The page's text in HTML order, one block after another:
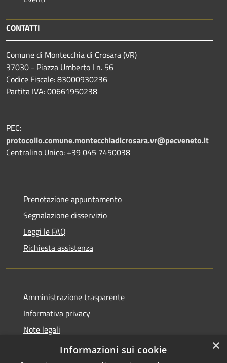
CONTATTI
Comune di Montecchia di Crosara (VR)
37030 - Piazza Umberto I n. 56
Codice Fiscale: 83000930236
Partita IVA: 00661950238
PEC:
protocollo.comune.montecchiadicrosara.vr@pecveneto.it
Centralino Unico: +39 045 7450038
Prenotazione appuntamento
Segnalazione disservizio
Leggi le FAQ
Richiesta assistenza
Amministrazione trasparente
Informativa privacy
Note legali
Dichiarazione di accessibilità
×
Informazioni sui cookie